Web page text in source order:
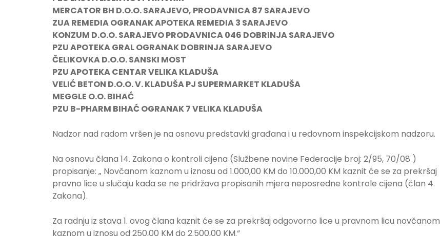
MERCATOR BH D.O.O. SARAJEVO, PRODAVNICA 87 SARAJEVO
ZUA REMEDIA OGRANAK APOTEKA REMEDIA 3 SARAJEVO
KONZUM D.O.O. SARAJEVO PRODAVNICA 046 DOBRINJA SARAJEVO
PZU APOTEKA GRAL OGRANAK DOBRINJA SARAJEVO
ČELIKOVKA D.O.O. SANSKI MOST
PZU APOTEKA CENTAR VELIKA KLADUŠA
VELIĆ BETON D.O.O. V. KLADUŠA PJ SUPERMARKET KLADUŠA
MEGGLE O.O. BIHAĆ
PZU B-PHARM BIHAĆ OGRANAK 7 VELIKA KLADUŠA
Nadzor nad radom vršen je na osnovu predstavki građana i u redovnom inspekcijskom nadzoru.
Na osnovu člana 14. Zakona o kontroli cijena (Službene novine Federacije broj: 2/95, 70/08 )
propisanje: „ Novčanom kaznom u iznosu od 1.000,00 KM do 10.000,00 KM kaznit će se za prekršaj
pravno lice u slučaju kada se ne pridržava propisanih mjera neposredne kontrole cijena (član 4.
Zakona).
Za radnju iz stava 1. ovog člana kaznit će se za prekršaj odgovorno lice u pravnom licu novčanom
kaznom u iznosu od 250,00 KM do 2.500,00 KM.“